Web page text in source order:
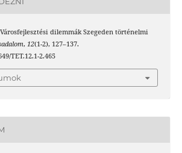
dilemmák Szegeden történelmi
, 12(1-2), 127–137.
TET.12.1-2.465